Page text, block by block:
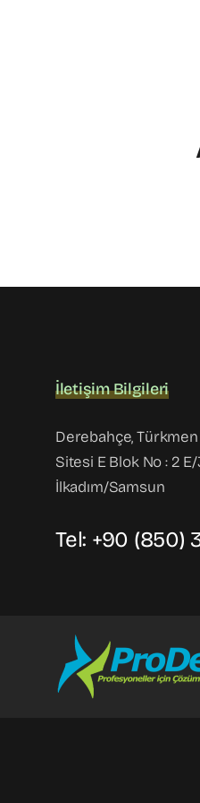
İletişim Bilgileri
Derebahçe,
Sitesi E Blok No : 2
İlkadım/Samsun
Tel: +90 (850)